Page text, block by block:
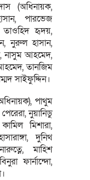
(অধিনায়ক,
পারভেজ
তাওহিদ হৃদয়,
নুরুল হাসান,
নাসুম আহমেদ,
তানজিম
সাইফুদ্দিন।
পাথুম
নুয়ানিডু
মিশারা,
দুনিথ
মাহিশ
ফার্নান্দো,